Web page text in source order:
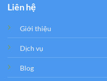
Liên hệ
Giới thiệu
Dịch vụ
Blog